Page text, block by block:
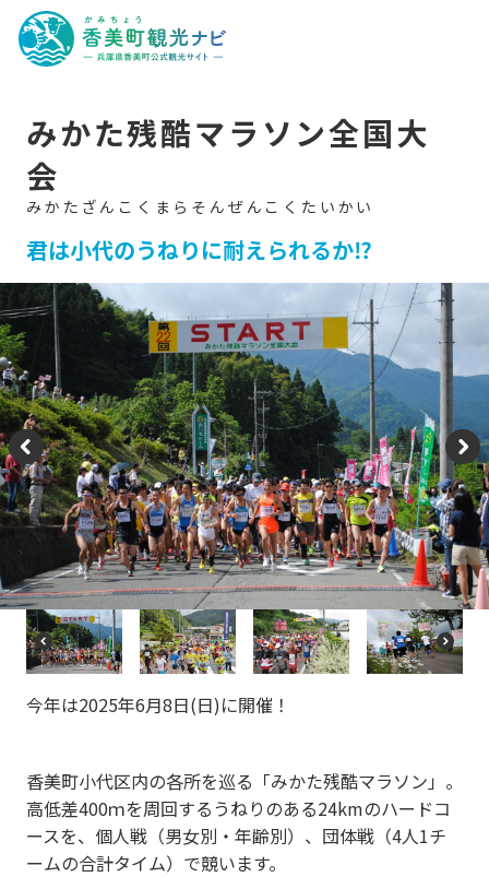
香
美
町
ナ
ビ
-
兵
県
香
美
町
公
式
観
光
サ
イ
ト
-
みかた残酷マラソン全国大
会
君は小代のうねりに耐えられるか⁉
P
re
vi
o
u
s
N
e
xt
P
r
e
vi
N
e
今年は2025年6月8日(日)に開催！
香美町小代区内の各所を巡る「みかた残酷マラソン」。
高低差400ｍを周回するうねりのある24kmのハードコ
ースを、個人戦（男女別・年齢別）、団体戦（4人1チ
ームの合計タイム）で競います。